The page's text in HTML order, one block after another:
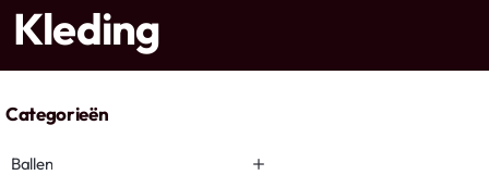
winkel...
Kleding
Categorieën
Ballen